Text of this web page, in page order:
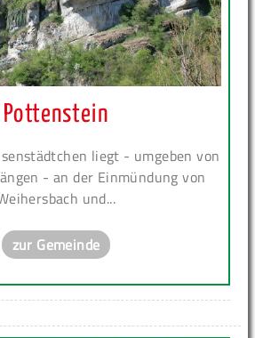
Pottenstein
liegt - umgeben von
- an der Einmündung von
und...
zur Gemeinde